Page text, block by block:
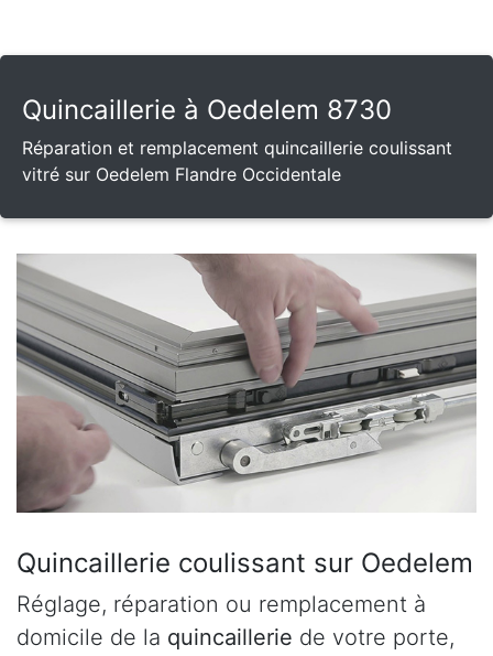
Quincaillerie à Oedelem 8730
Réparation et remplacement quincaillerie coulissant
vitré sur Oedelem Flandre Occidentale
Quincaillerie coulissant sur Oedelem
Réglage, réparation ou remplacement à
domicile de la quincaillerie de votre porte,